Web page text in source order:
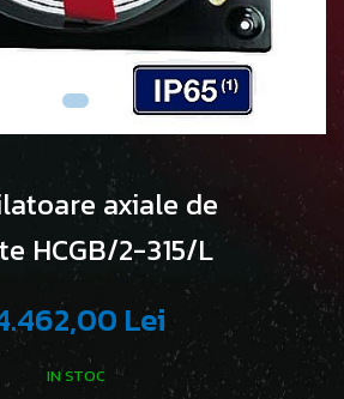
axiale de
HCGB/2-315/L
Lei
IN STOC